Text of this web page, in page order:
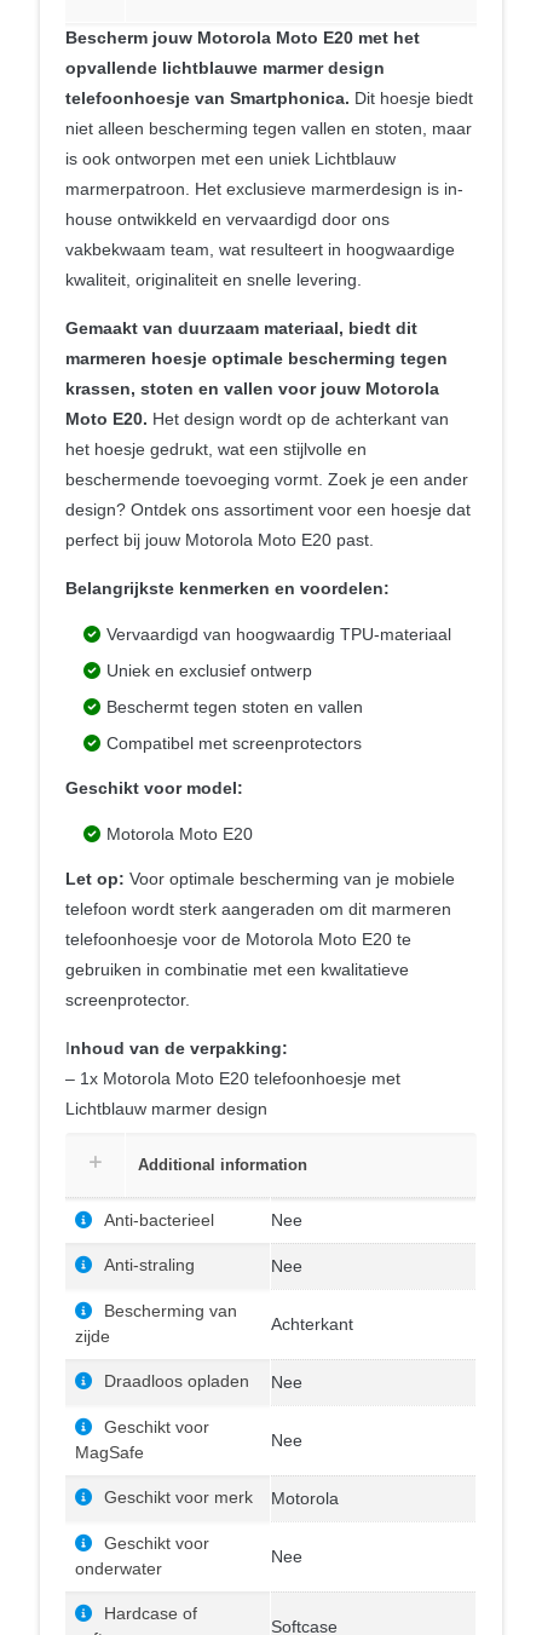
Bescherm jouw Motorola Moto E20 met het
opvallende lichtblauwe marmer design
telefoonhoesje van Smartphonica. Dit hoesje biedt
niet alleen bescherming tegen vallen en stoten, maar
is ook ontworpen met een uniek Lichtblauw
marmerpatroon. Het exclusieve marmerdesign is in-
house ontwikkeld en vervaardigd door ons
vakbekwaam team, wat resulteert in hoogwaardige
kwaliteit, originaliteit en snelle levering.
Gemaakt van duurzaam materiaal, biedt dit
marmeren hoesje optimale bescherming tegen
krassen, stoten en vallen voor jouw Motorola
Moto E20. Het design wordt op de achterkant van
het hoesje gedrukt, wat een stijlvolle en
beschermende toevoeging vormt. Zoek je een ander
design? Ontdek ons assortiment voor een hoesje dat
perfect bij jouw Motorola Moto E20 past.
Belangrijkste kenmerken en voordelen:
Vervaardigd van hoogwaardig TPU-materiaal
Uniek en exclusief ontwerp
Beschermt tegen stoten en vallen
Compatibel met screenprotectors
Geschikt voor model:
Motorola Moto E20
Let op: Voor optimale bescherming van je mobiele
telefoon wordt sterk aangeraden om dit marmeren
telefoonhoesje voor de Motorola Moto E20 te
gebruiken in combinatie met een kwalitatieve
screenprotector.
Inhoud van de verpakking:
– 1x Motorola Moto E20 telefoonhoesje met
Lichtblauw marmer design
Additional information
Anti-bacterieel Nee
Anti-straling Nee
Bescherming van
zijde
Achterkant
Draadloos opladen Nee
Geschikt voor
MagSafe
Nee
Geschikt voor merk Motorola
Geschikt voor
onderwater
Nee
Hardcase of
Softcase